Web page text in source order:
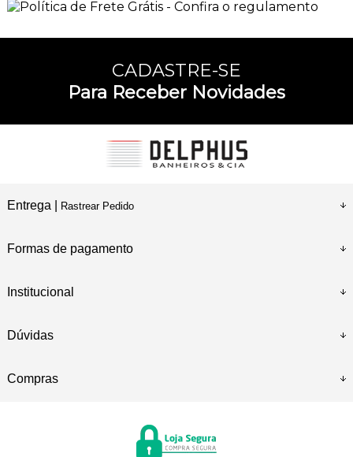
CADASTRE-SE
Para Receber Novidades
Entrega | Rastrear Pedido
Formas de pagamento
Institucional
Dúvidas
Compras